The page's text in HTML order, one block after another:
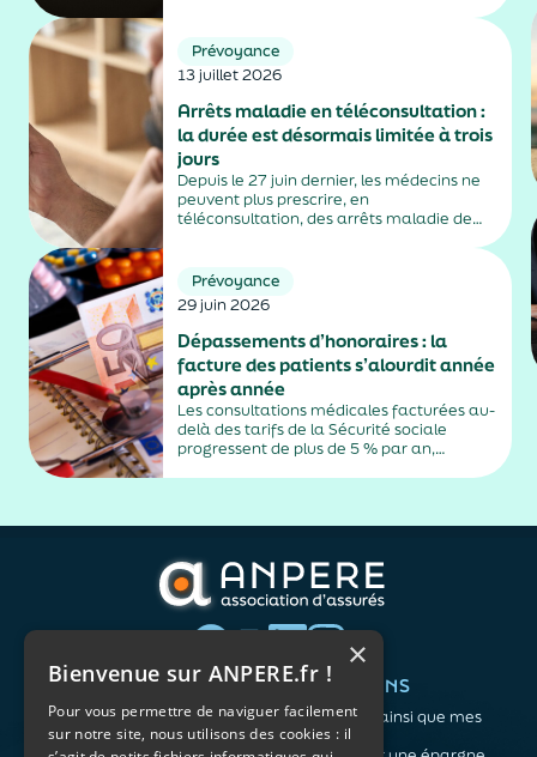
Prévoyance
13 juillet 2026
Arrêts maladie en téléconsultation :
la durée est désormais limitée à trois
jours
Depuis le 27 juin dernier, les médecins ne
peuvent plus prescrire, en
téléconsultation, des arrêts maladie de
sociales et fiscales, s'inscrit dans un
durcissement plus...
Prévoyance
29 juin 2026
Dépassements d’honoraires : la
facture des patients s’alourdit année
après année
Les consultations médicales facturées au-
delà des tarifs de la Sécurité sociale
progressent de plus de 5 % par an,
alimentés par la montée en puissance des
QUI SOMMES-NOUS ?
L'association
Notre organisation
VOS BESOINS
Me protéger ainsi que mes
proches
×
Bienvenue sur ANPERE.fr !
Pour vous permettre de naviguer facilement
sur notre site, nous utilisons des cookies : il